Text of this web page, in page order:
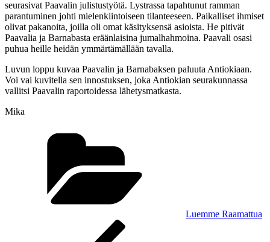
seurasivat Paavalin julistustyötä. Lystrassa tapahtunut ramman
parantuminen johti mielenkiintoiseen tilanteeseen. Paikalliset ihmiset
olivat pakanoita, joilla oli omat käsityksensä asioista. He pitivät
Paavalia ja Barnabasta eräänlaisina jumalhahmoina. Paavali osasi
puhua heille heidän ymmärtämällään tavalla.
Luvun loppu kuvaa Paavalin ja Barnabaksen paluuta Antiokiaan.
Voi vai kuvitella sen innostuksen, joka Antiokian seurakunnassa
vallitsi Paavalin raportoidessa lähetysmatkasta.
Mika
Luemme Raamattua